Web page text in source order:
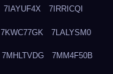
7IAYUF4X 7IRRICQI
7KWC77GK 7LALYSM0
7MHLTVDG 7MM4F50B